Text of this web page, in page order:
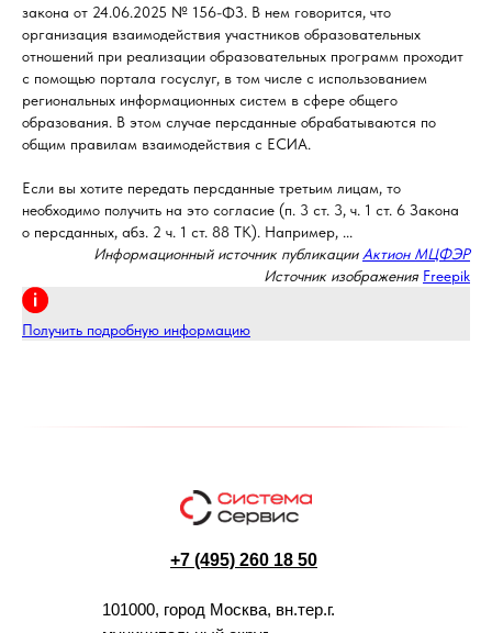
закона от 24.06.2025 № 156-ФЗ. В нем говорится, что
организация взаимодействия участников образовательных
отношений при реализации образовательных программ проходит
с помощью портала госуслуг, в том числе с использованием
региональных информационных систем в сфере общего
образования. В этом случае персданные обрабатываются по
общим правилам взаимодействия с ЕСИА.
Если вы хотите передать персданные третьим лицам, то
необходимо получить на это согласие (п. 3 ст. 3, ч. 1 ст. 6 Закона
о персданных, абз. 2 ч. 1 ст. 88 ТК). Например, ...
Информационный источник публикации Актион МЦФЭР
Источник изображения Freepik
Получить подробную информацию
+7 (495) 260 18 50
101000, город Москва, вн.тер.г.